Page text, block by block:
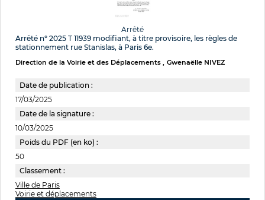
Arrêté
Arrêté n° 2025 T 11939 modifiant, à titre provisoire, les règles de
stationnement rue Stanislas, à Paris 6e.
Direction de la Voirie et des Déplacements Gwenaëlle NIVEZ
Date de publication :
17/03/2025
Date de la signature :
10/03/2025
Poids du PDF (en ko) :
50
Classement :
Ville de Paris
Voirie et déplacements